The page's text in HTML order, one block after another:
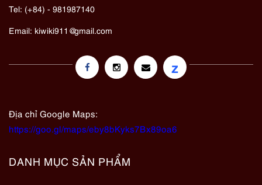
Tel: (+84) - 981987140
Email: kiwiki911@gmail.com
z
Địa chỉ Google Maps:
https://goo.gl/maps/eby8bKyks7Bx89oa6
DANH MỤC SẢN PHẨM